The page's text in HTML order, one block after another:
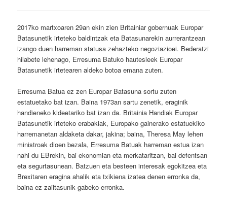
2017ko martxoaren 29an ekin zien Britainiar gobernuak Europar
Batasunetik irteteko baldintzak eta Batasunarekin aurrerantzean
izango duen harreman statusa zehazteko negoziazioei. Bederatzi
hilabete lehenago, Erresuma Batuko hautesleek Europar
Batasunetik irtetearen aldeko botoa emana zuten.
Erresuma Batua ez zen Europar Batasuna sortu zuten
estatuetako bat izan. Baina 1973an sartu zenetik, eraginik
handieneko kideetariko bat izan da. Britainia Handiak Europar
Batasunetik irteteko erabakiak, Europako gainerako estatuekiko
harremanetan aldaketa dakar, jakina; baina, Theresa May lehen
ministroak dioen bezala, Erresuma Batuak harreman estua izan
nahi du EBrekin, bai ekonomian eta merkataritzan, bai defentsan
eta segurtasunean. Batzuen eta besteen interesak egokitzea eta
Brexitaren eragina ahalik eta txikiena izatea denen erronka da,
baina ez zailtasunik gabeko erronka.